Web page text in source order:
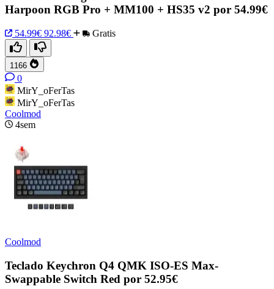
Harpoon RGB Pro + MM100 + HS35 v2 por 54.99€
54.99€ 92.98€ Gratis
1166
0
MirY_oFerTas
MirY_oFerTas
Coolmod
4sem
Coolmod
Teclado Keychron Q4 QMK ISO-ES Max-
Swappable Switch Red por 52.95€